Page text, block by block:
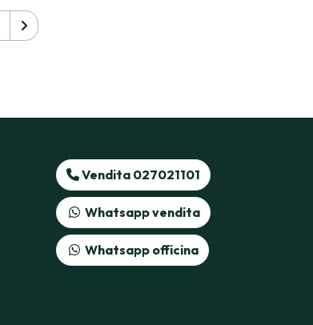
Vendita 027021101
Whatsapp vendita
Whatsapp officina